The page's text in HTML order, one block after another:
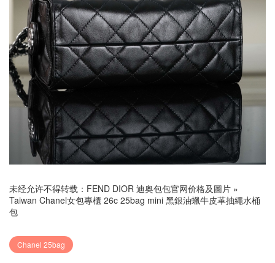
未经允许不得转载： FEND DIOR 迪奥包包官网价格及圖片 »
Taiwan Chanel女包專櫃 26c 25bag mini 黑銀油蠟牛皮革抽繩水桶
包
Chanel 25bag